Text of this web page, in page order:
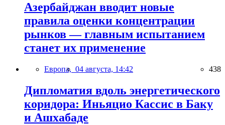
Азербайджан вводит новые
правила оценки концентрации
рынков — главным испытанием
станет их применение
Европа, 04 августа, 14:42 438
Дипломатия вдоль энергетического
коридора: Иньяцио Кассис в Баку
и Ашхабаде